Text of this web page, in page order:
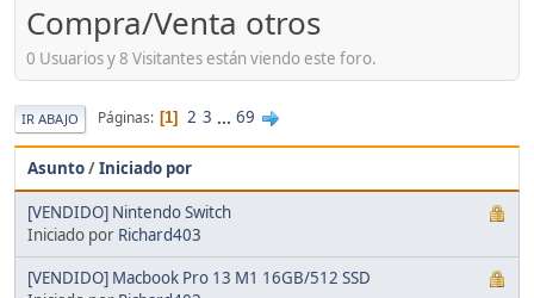
Compra/Venta otros
0 Usuarios y 8 Visitantes están viendo este foro.
IR ABAJO Páginas 1 2 3 ... 69
Asunto/Iniciado por
[VENDIDO] Nintendo Switch
Iniciado por Richard403
[VENDIDO] Macbook Pro 13 M1 16GB/512 SSD